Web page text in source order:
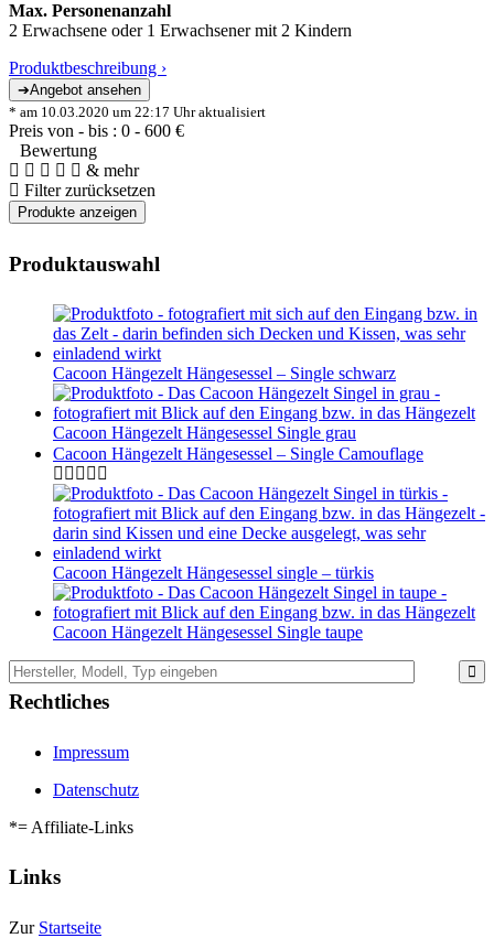
Max. Personenanzahl
2 Erwachsene oder 1 Erwachsener mit 2 Kindern
Produktbeschreibung ›
* am 10.03.2020 um 22:17 Uhr aktualisiert
Preis von - bis : 0 - 600 €
Bewertung
& mehr
Filter zurücksetzen
Produktauswahl
Cacoon Hängezelt Hängesessel – Single schwarz
Cacoon Hängezelt Hängesessel Single grau
Cacoon Hängezelt Hängesessel – Single Camouflage
Cacoon Hängezelt Hängesessel single – türkis
Cacoon Hängezelt Hängesessel Single taupe
Rechtliches
Impressum
Datenschutz
*= Affiliate-Links
Links
Zur Startseite